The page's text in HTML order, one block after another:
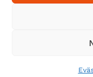
Tilaa uutiskirje